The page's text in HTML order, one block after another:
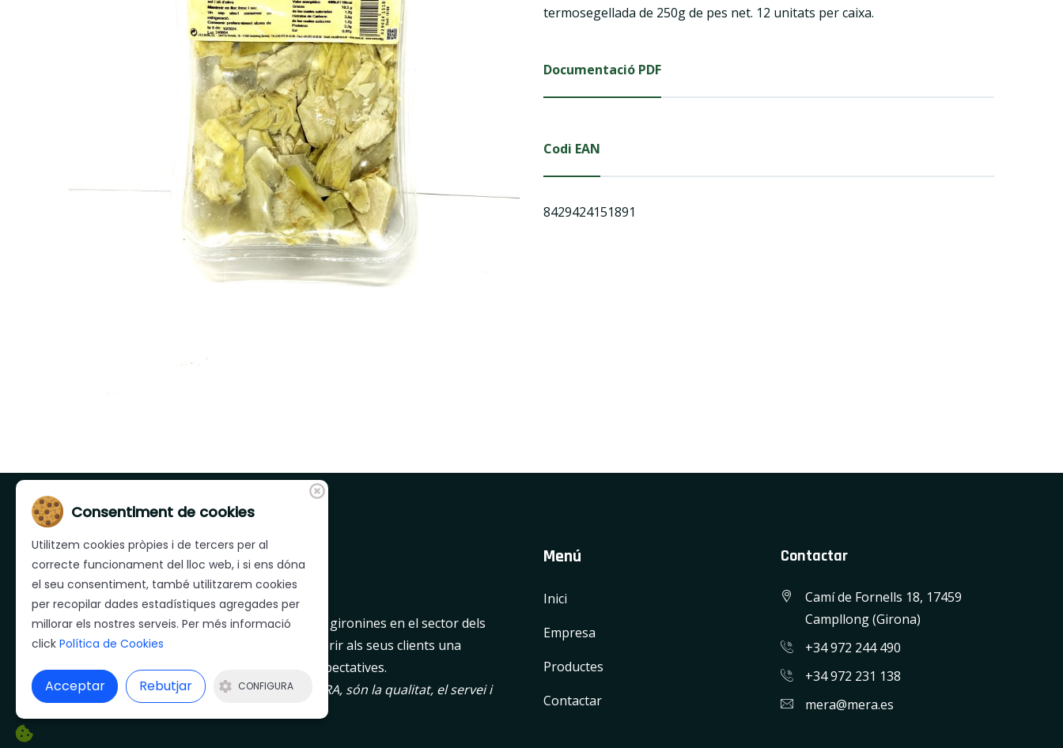
termosegellada de 250g de pes net. 12 unitats per caixa.
Documentació PDF
Codi EAN
8429424151891
Mera és una empresa líder a les comarques gironines en el sector dels
salaons, que dia a dia treballa per poder oferir als seus clients una
qualitat i un servei a l’alçada de les seves expectatives.
Les directrius que defineixen l’empresa MERA, són la qualitat, el servei i
Menú
Inici
Empresa
Productes
Contactar
Contactar
Camí de Fornells 18, 17459
Campllong (Girona)
+34 972 244 490
+34 972 231 138
mera@mera.es
Consentiment de cookies
Utilitzem cookies pròpies i de tercers per al
correcte funcionament del lloc web, i si ens dóna
el seu consentiment, també utilitzarem cookies
per recopilar dades estadístiques agregades per
millorar els nostres serveis. Per més informació
click Política de Cookies
Acceptar Rebutjar CONFIGURA